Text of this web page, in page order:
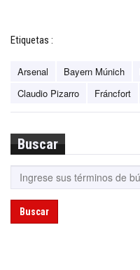
Etiquetas :
Arsenal Bayern Múnich
Claudio Pizarro
Fráncfort
Buscar
Buscar